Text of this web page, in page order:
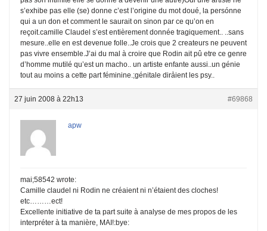
s’exhibe pas elle (se) donne c’est l’origine du mot doué, la persónne
qui a un don et comment le saurait on sinon par ce qu’on en
reçoit.camille Claudel s’est entièrement donnée tragiquement.. ..sans
mesure..elle en est devenue folle..Je crois que 2 createurs ne peuvent
pas vivre ensemble.J’ai du mal à croire que Rodin ait pû etre ce genre
d’homme mutilé qu’est un macho.. un artiste enfante aussi..un génie
tout au moins a cette part féminine.;génitale dirảient les psy..
27 juin 2008 à 22h13 #69868
apw
mai;58542 wrote:
Camille claudel ni Rodin ne créaient ni n’étaient des cloches!
etc………ect!
Excellente initiative de ta part suite à analyse de mes propos de les
interpréter à ta manière, MAI!:bye: